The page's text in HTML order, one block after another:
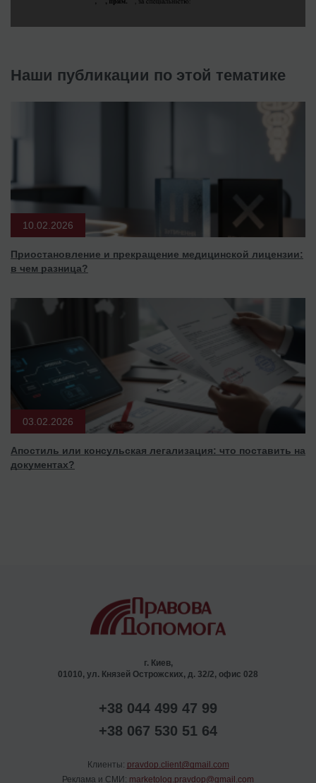
Наши публикации по этой тематике
10.02.2026
Приостановление и прекращение медицинской лицензии:
в чем разница?
03.02.2026
Апостиль или консульская легализация: что поставить на
документах?
г. Киев,
01010, ул. Князей Острожских, д. 32/2, офис 028
+38 044 499 47 99
+38 067 530 51 64
Клиенты: pravdop.client@gmail.com
Реклама и СМИ: marketolog.pravdop@gmail.com